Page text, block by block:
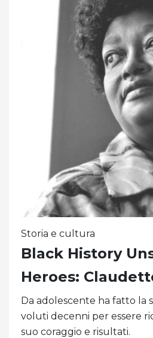
Storia e cultura
Black History
Heroes:
Da adolescente ha fatto la
voluti decenni per essere
suo coraggio e risultati.